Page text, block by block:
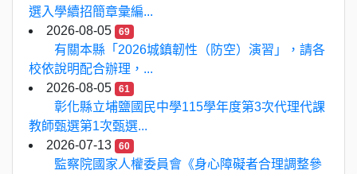
選入學續招簡章彙編...
2026-08-05
69
有關本縣「2026城鎮韌性（防空）演習」，請各
校依說明配合辦理，...
2026-08-05
61
彰化縣立埔鹽國民中學115學年度第3次代理代課
教師甄選第1次甄選...
2026-07-13
60
監察院國家人權委員會《身心障礙者合理調整參